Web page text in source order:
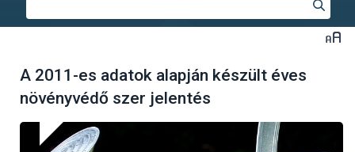
A 2011-es adatok alapján készült éves
növényvédő szer jelentés